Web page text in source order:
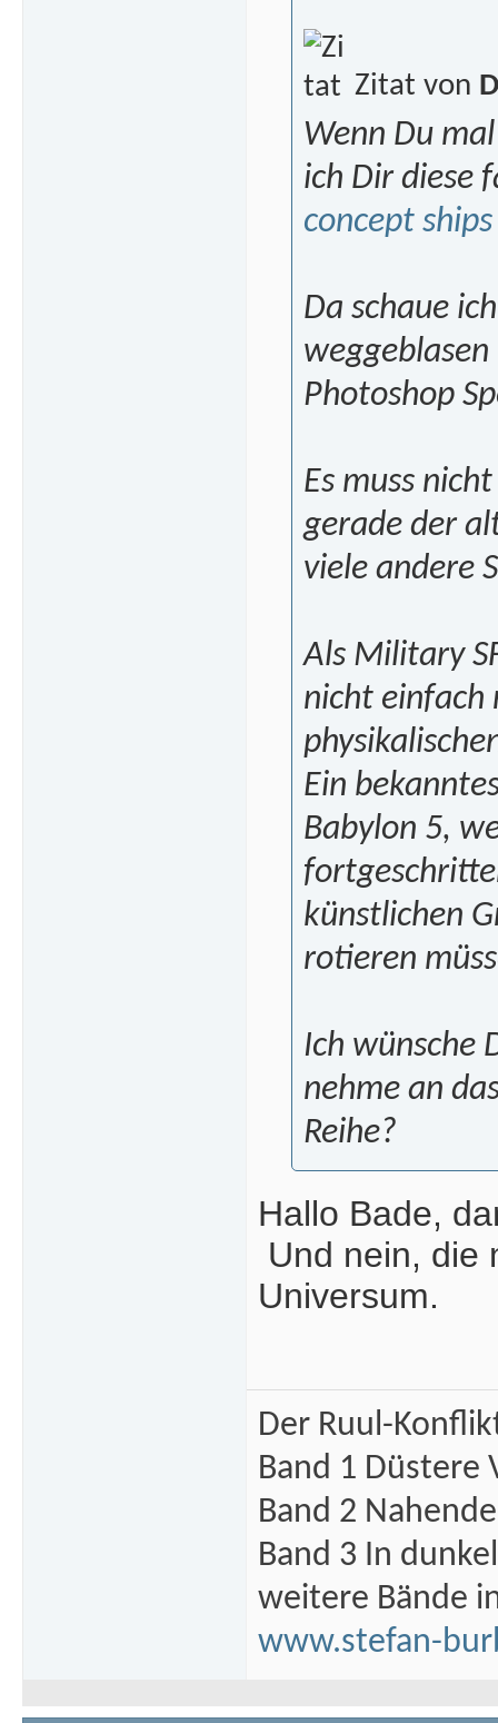
Zitat von
Wenn Du
ich Dir diese
concept ships
Da schaue
Photoshop
Es muss
gerade der
viele andere
Als Military
nicht einfach
Ein
Babylon 5,
künstlichen
rotieren
Ich wünsche
nehme an
Reihe?
Hallo Bade,
Und nein, die
Universum.
Der Ruul-
Band 1 Düstere
Band 2
Band 3 In
weitere Bände
www.stefan-